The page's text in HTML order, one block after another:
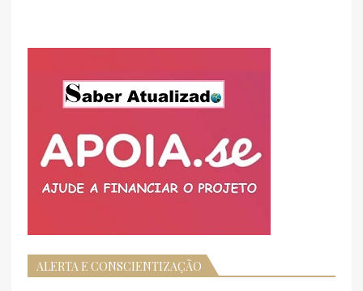
ALERTA E CONSCIENTIZAÇÃO